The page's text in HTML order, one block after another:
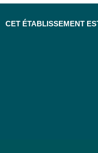
CET ÉTABLISSEMENT